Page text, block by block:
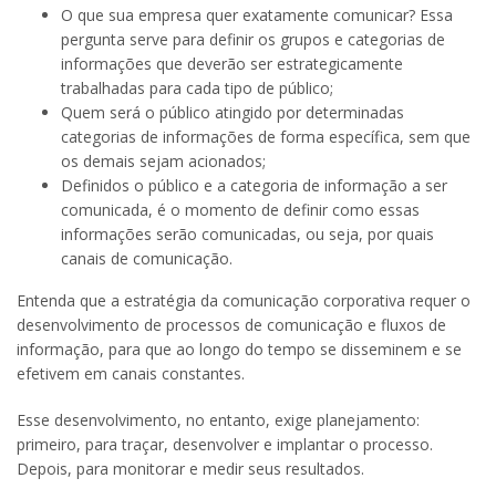
O que sua empresa quer exatamente comunicar? Essa
pergunta serve para definir os grupos e categorias de
informações que deverão ser estrategicamente
trabalhadas para cada tipo de público;
Quem será o público atingido por determinadas
categorias de informações de forma específica, sem que
os demais sejam acionados;
Definidos o público e a categoria de informação a ser
comunicada, é o momento de definir como essas
informações serão comunicadas, ou seja, por quais
canais de comunicação.
Entenda que a estratégia da comunicação corporativa requer o
desenvolvimento de processos de comunicação e fluxos de
informação, para que ao longo do tempo se disseminem e se
efetivem em canais constantes.
Esse desenvolvimento, no entanto, exige planejamento:
primeiro, para traçar, desenvolver e implantar o processo.
Depois, para monitorar e medir seus resultados.